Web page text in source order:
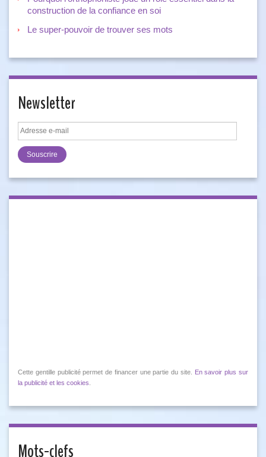
construction de la confiance en soi
Le super-pouvoir de trouver ses mots
Newsletter
Adresse
e-
mail
Cette gentille publicité permet de financer une partie du site.
En savoir plus sur
la publicité et les cookies
Mots-clefs